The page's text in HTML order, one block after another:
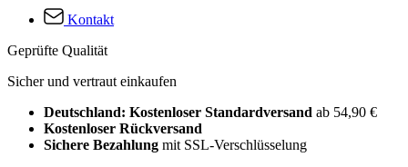
Kontakt
Geprüfte Qualität
Sicher und vertraut einkaufen
Deutschland: Kostenloser Standardversand ab 54,90 €
Kostenloser Rückversand
Sichere Bezahlung mit SSL-Verschlüsselung